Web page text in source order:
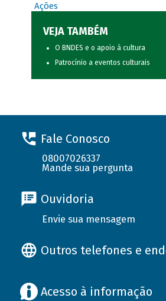
Ações
VEJA TAMBÉM
O BNDES e o apoio à cultura
Patrocínio a eventos culturais
Fale Conosco
08007026337
Mande sua pergunta
Ouvidoria
Envie sua mensagem
Outros telefones e
Acesso à informação